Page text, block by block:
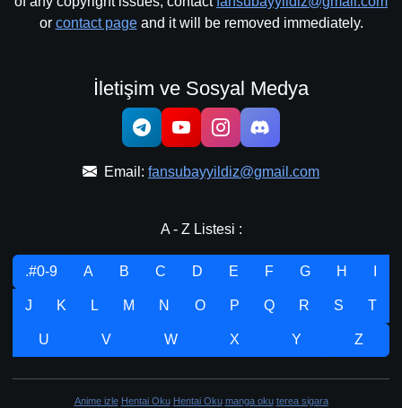
or contact pageand it will be removed immediately.
İletişim ve Sosyal Medya
Email: fansubayyildiz@gmail.com
A - Z Listesi :
.#0-9 A B C D E F G H
J K L M N O P Q R S T
U V W X Y Z
Anime izle Hentai Oku Hentai Oku manga oku terea sigara